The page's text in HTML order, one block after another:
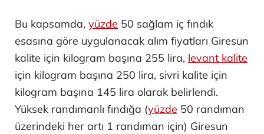
Bu kapsamda, yüzde 50 sağlam iç fındık
esasına göre uygulanacak alım fiyatları Giresun
kalite için kilogram başına 255 lira, levant kalite
için kilogram başına 250 lira, sivri kalite için
kilogram başına 145 lira olarak belirlendi.
Yüksek randımanlı fındığa (yüzde 50 randıman
üzerindeki her artı 1 randıman için) Giresun